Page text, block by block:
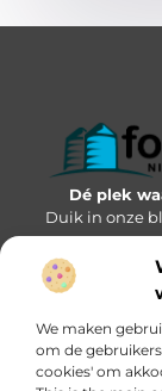
We maken
om de
cookies' om
Dé plek
Duik in onze
Bericht